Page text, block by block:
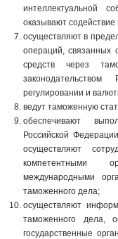
интеллектуальной
оказывают
осуществляют в
операций, связанных
средств через
регулировании и
ведут таможенную
обеспечивают
Российской
осуществляют
компетентными
международными
таможенного дела;
осуществляют
таможенного дела,
государственные